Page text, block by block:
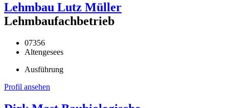
Lehmbau Lutz Müller
Lehmbaufachbetrieb
07356
Altengesees
Ausführung
Profil ansehen